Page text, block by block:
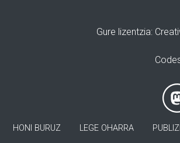
Gure lizentzia:
HONI BURUZ LEGE OHARRA